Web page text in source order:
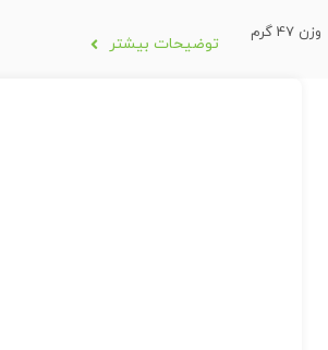
وزن 47 گرم
توضیحات بیشتر